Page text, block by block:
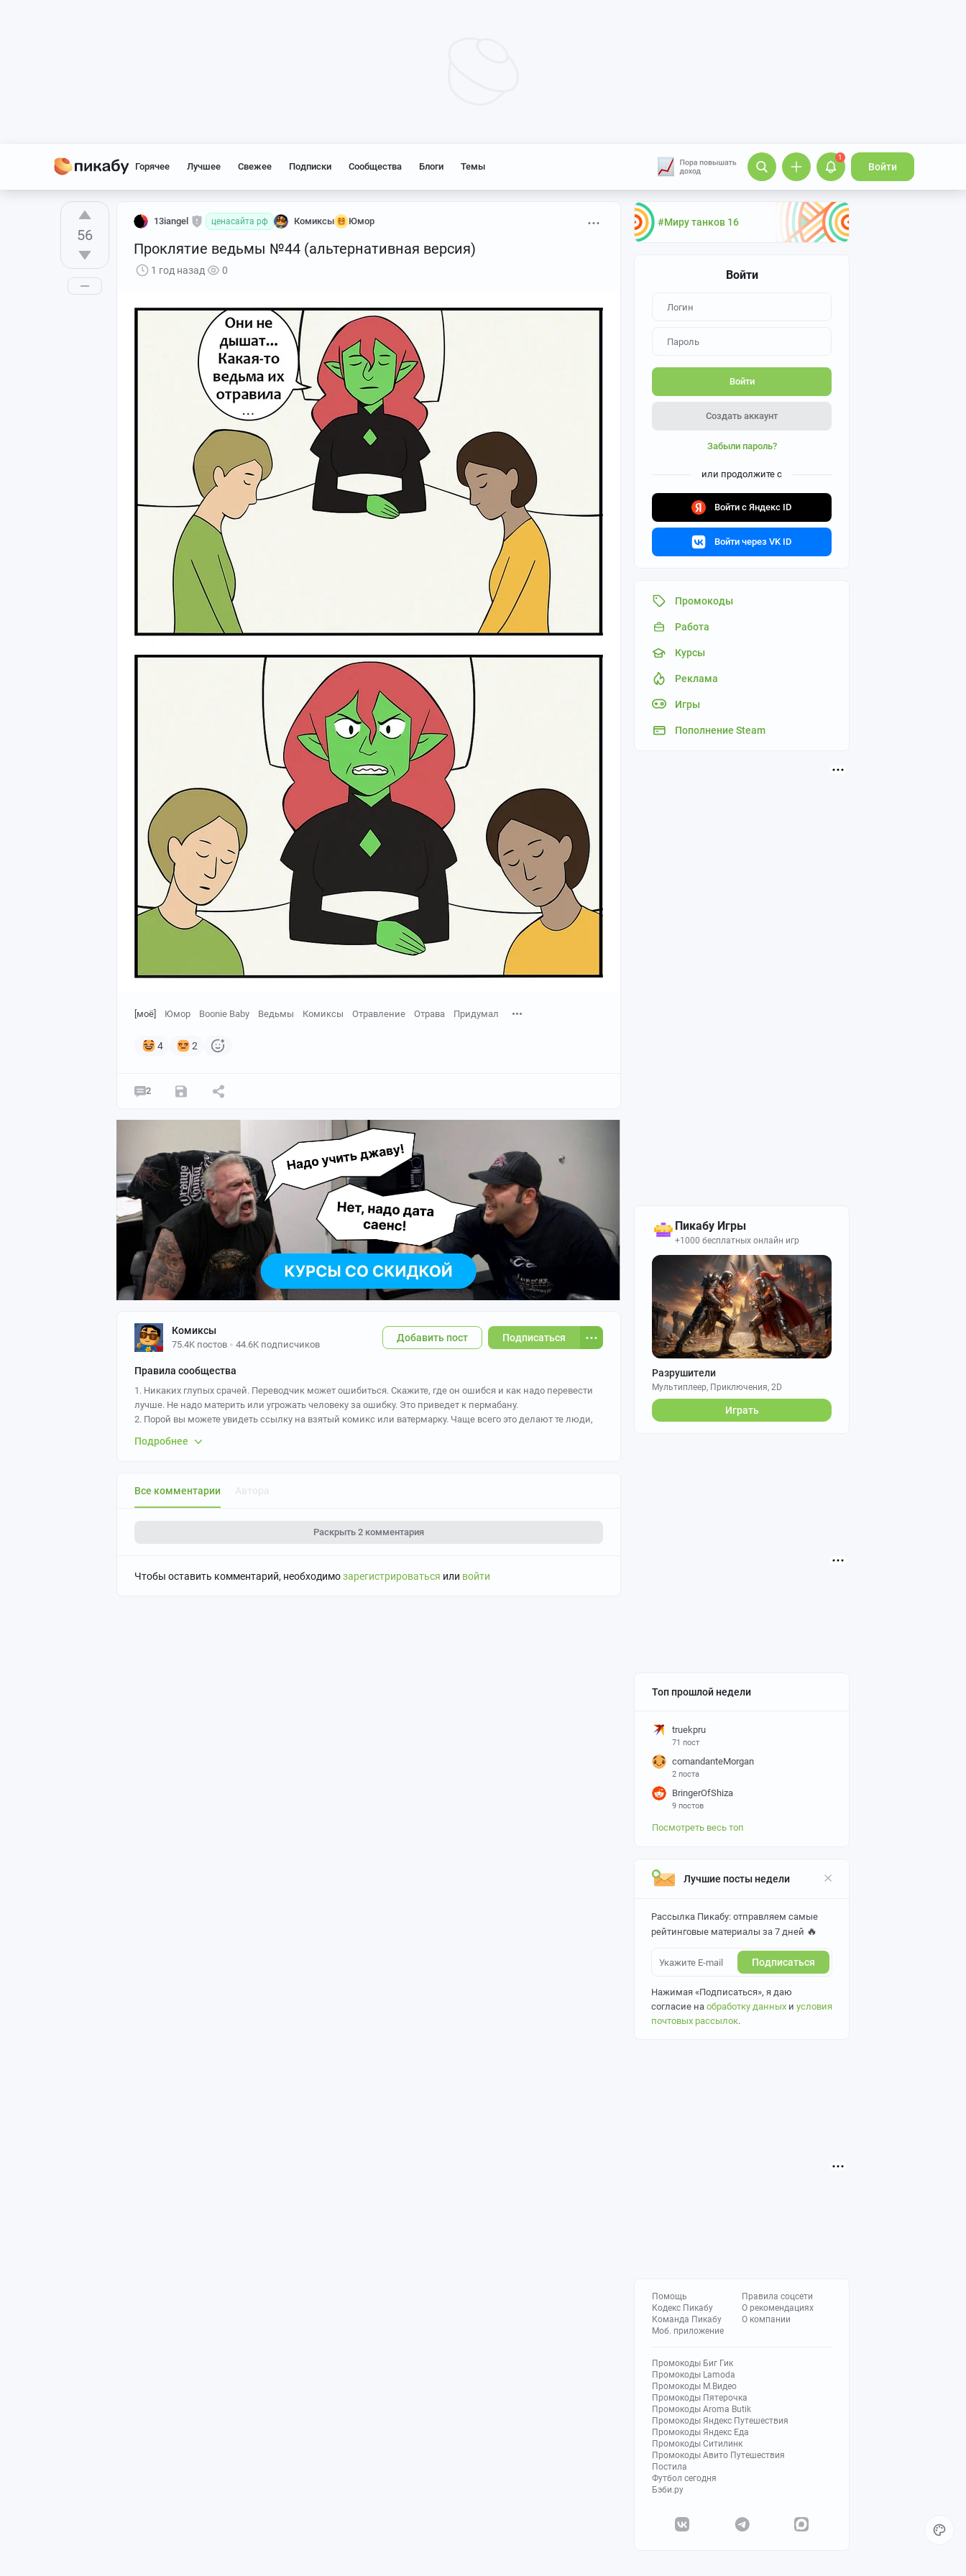
Горячее Лучшее Свежее Подписки Сообщества Блоги Темы
1
Войти
#Миру танков 16
Войти
Войти
Создать аккаунт
Забыли пароль?
или продолжите с
Войти с Яндекс ID
Войти через VK ID
Промокоды
Работа
Курсы
Реклама
Игры
Пополнение Steam
Пикабу Игры
+1000 бесплатных онлайн игр
Разрушители
Мультиплеер, Приключения, 2D
Играть
Топ прошлой недели
truekpru
71 пост
comandanteMorgan
2 поста
BringerOfShiza
9 постов
Посмотреть весь топ
Лучшие посты недели
Рассылка Пикабу: отправляем самые
рейтинговые материалы за 7 дней 🔥
Подписаться
Нажимая «Подписаться», я даю
согласие на обработку данных и условия
почтовых рассылок.
Помощь
Кодекс Пикабу
Команда Пикабу
Моб. приложение
Правила соцсети
О рекомендациях
О компании
Промокоды Биг Гик
Промокоды Lamoda
Промокоды М.Видео
Промокоды Пятерочка
Промокоды Aroma Butik
Промокоды Яндекс Путешествия
Промокоды Яндекс Еда
Промокоды Ситилинк
Промокоды Авито Путешествия
Постила
Футбол сегодня
Бэби.ру
56
13iangel ценасайта рф Комиксы Юмор
Проклятие ведьмы №44 (альтернативная версия)
1 год назад 0
[моё] Юмор Boonie Baby Ведьмы Комиксы Отравление Отрава Придумал
4 2
2
Комиксы
75.4K постов 44.6K подписчиков
Подписаться
Добавить пост
Правила сообщества
1. Никаких глупых срачей. Переводчик может ошибиться. Скажите, где он ошибся и как надо перевести
лучше. Не надо материть или угрожать человеку за ошибку. Это приведет к пермабану.
2. Порой вы можете увидеть ссылку на взятый комикс или ватермарку. Чаще всего это делают те люди,
пожалуйста. Напоминаем, что за ложный вызов модератора полагается наказание.
Подробнее
Все комментарии
Раскрыть 2 комментария
Чтобы оставить комментарий, необходимозарегистрироваться или войти